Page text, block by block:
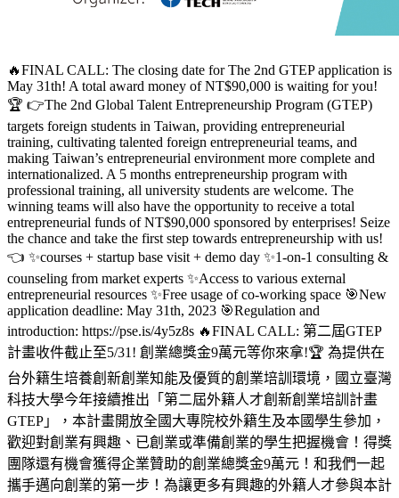
🔥FINAL CALL: The closing date for The 2nd GTEP application is
May 31th! A total award money of NT$90,000 is waiting for you!
🏆 👉The 2nd Global Talent Entrepreneurship Program (GTEP)
targets foreign students in Taiwan, providing entrepreneurial
training, cultivating talented foreign entrepreneurial teams, and
making Taiwan’s entrepreneurial environment more complete and
internationalized. A 5 months entrepreneurship program with
professional training, all university students are welcome. The
winning teams will also have the opportunity to receive a total
entrepreneurial funds of NT$90,000 sponsored by enterprises! Seize
the chance and take the first step towards entrepreneurship with us!
👈 ✨courses + startup base visit + demo day ✨1-on-1 consulting &
counseling from market experts ✨Access to various external
entrepreneurial resources ✨Free usage of co-working space 🎯New
application deadline: May 31th, 2023 🎯Regulation and
introduction: https://pse.is/4y5z8s 🔥FINAL CALL: 第二屆GTEP
計畫收件截止至5/31! 創業總獎金9萬元等你來拿!🏆 為提供在
台外籍生培養創新創業知能及優質的創業培訓環境，國立臺灣
科技大學今年接續推出「第二屆外籍人才創新創業培訓計畫
GTEP」，本計畫開放全國大專院校外籍生及本國學生參加，
歡迎對創業有興趣、已創業或準備創業的學生把握機會！得獎
團隊還有機會獲得企業贊助的創業總獎金9萬元！和我們一起
攜手邁向創業的第一步！為讓更多有興趣的外籍人才參與本計